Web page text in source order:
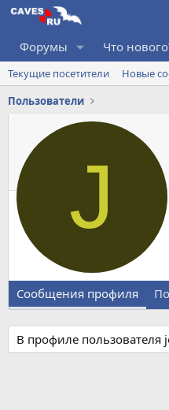
Форумы Что
Текущие посетители Новые
Пользователи
J
Сообщения профиля
В профиле